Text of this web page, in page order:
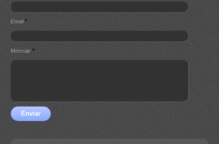
Email*
Mensaje*
Enviar